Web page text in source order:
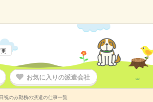
お気に入りの派遣会社
祝のみ勤務の派遣の仕事一覧